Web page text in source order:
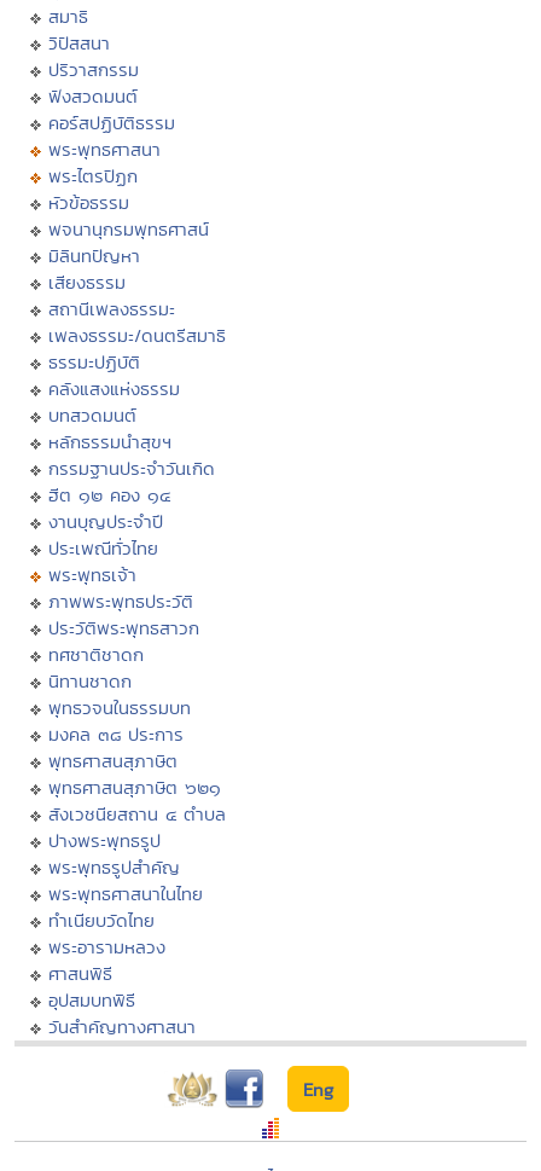
สมาธิ
วิปัสสนา
ปริวาสกรรม
ฟังสวดมนต์
คอร์สปฏิบัติธรรม
พระพุทธศาสนา
พระไตรปิฏก
หัวข้อธรรม
พจนานุกรมพุทธศาสน์
มิลินทปัญหา
เสียงธรรม
สถานีเพลงธรรมะ
เพลงธรรมะ/ดนตรีสมาธิ
ธรรมะปฏิบัติ
คลังแสงแห่งธรรม
บทสวดมนต์
หลักธรรมนำสุขฯ
กรรมฐานประจำวันเกิด
ฮีต ๑๒ คอง ๑๔
งานบุญประจำปี
ประเพณีทั่วไทย
พระพุทธเจ้า
ภาพพระพุทธประวัติ
ประวัติพระพุทธสาวก
ทศชาติชาดก
นิทานชาดก
พุทธวจนในธรรมบท
มงคล ๓๘ ประการ
พุทธศาสนสุภาษิต
พุทธศาสนสุภาษิต ๖๒๑
สังเวชนียสถาน ๔ ตำบล
ปางพระพุทธรูป
พระพุทธรูปสำคัญ
พระพุทธศาสนาในไทย
ทำเนียบวัดไทย
พระอารามหลวง
ศาสนพิธี
อุปสมบทพิธี
วันสำคัญทางศาสนา
Eng